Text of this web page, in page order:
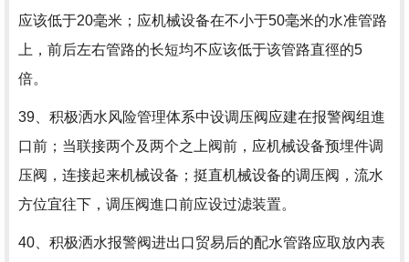
应该低于20毫米；应机械设备在不小于50毫米的水准管路
上，前后左右管路的长短均不应该低于该管路直徑的5
倍。
39、积极洒水风险管理体系中设调压阀应建在报警阀组進
口前；当联接两个及两个之上阀前，应机械设备预埋件调
压阀，连接起来机械设备；挺直机械设备的调压阀，流水
方位宜往下，调压阀進口前应设过滤装置。
40、积极洒水报警阀进出口贸易后的配水管路应取放內表